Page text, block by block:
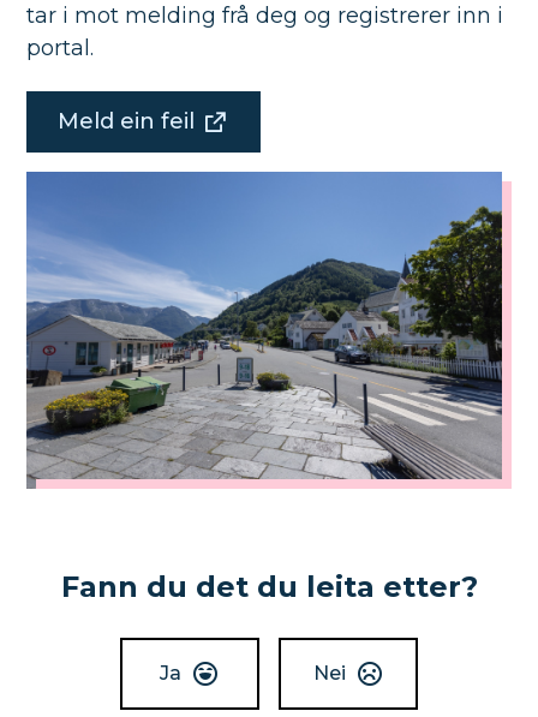
tar i mot melding frå deg og registrerer inn i
portal.
Meld ein feil
Fann du det du leita etter?
Ja Nei